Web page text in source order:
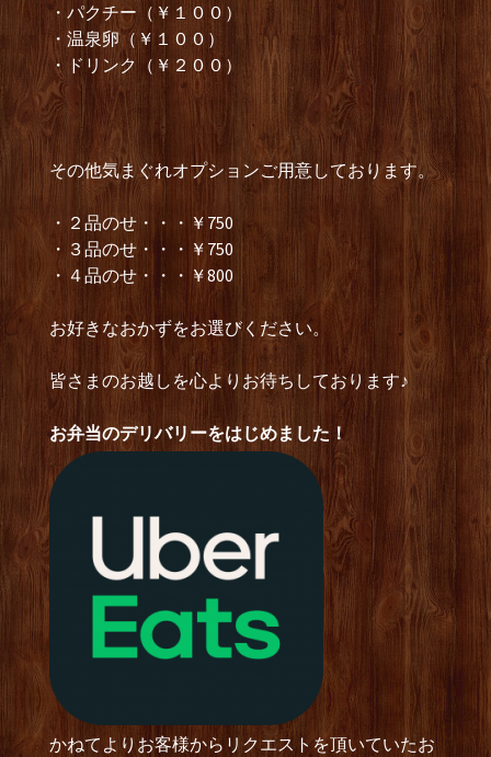
・パクチー（￥１００）
・温泉卵（￥１００）
・ドリンク（￥２００）
その他気まぐれオプションご用意しております。
・２品のせ・・・￥750
・３品のせ・・・￥750
・４品のせ・・・￥800
お好きなおかずをお選びください。
皆さまのお越しを心よりお待ちしております♪
お弁当のデリバリーをはじめました！
かねてよりお客様からリクエストを頂いていたお